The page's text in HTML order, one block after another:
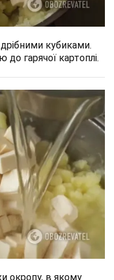
кубиками.
гарячої картоплі.
окропу, в якому